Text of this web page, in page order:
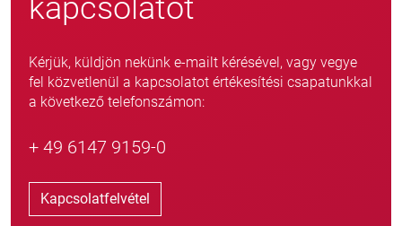
kapcsolatot
Kérjük, küldjön nekünk e-mailt kérésével, vagy vegye
fel közvetlenül a kapcsolatot értékesítési csapatunkkal
a következő telefonszámon:
+ 49 6147 9159-0
Kapcsolatfelvétel